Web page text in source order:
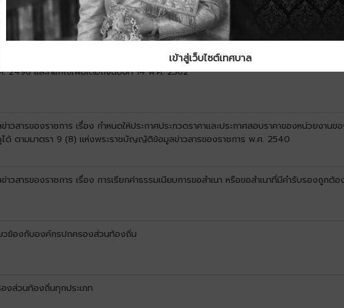
ศบาล พ.ศ.2476
2496 และที่แก้ไขเพิ่มเติมถึงฉบับที่ 14 พ.ศ. 2562
วสารของราชการ เรื่อง กำหนดให้ประกาศประกวดราคาและประกาศสอบราคาของหน่วยงาน
ได้ ตามมาตรา 9 (8) แห่งพระราชบัญญัติข้อมูลข่าวสารของราชการ พ.ศ. 2540
วสารของราชการ เรื่อง การเรียกค่าธรรมเนียมการขอสำเนา หรือขอสำเนาที่มีคำรับรองถูกต้
วข้องกับองค์กรปกครองส่วนท้องถิ่น
งส่วนท้องถิ่นทุกประเภท
เข้าสู่เว็บไซต์เทศบาล